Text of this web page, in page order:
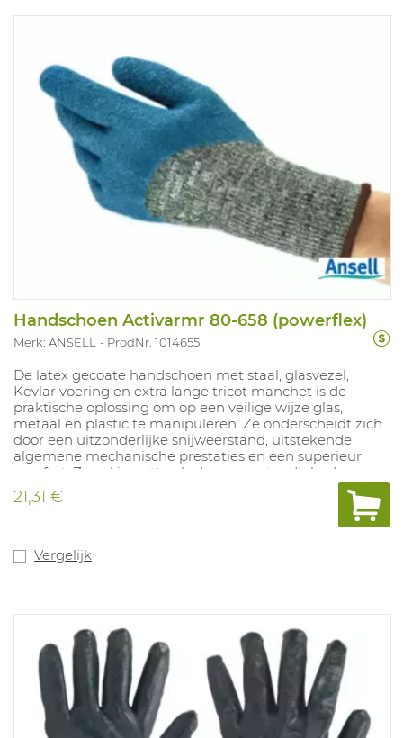
Handschoen Activarmr 80-658 (powerflex)
Merk: ANSELL ProdNr. 1014655
De latex gecoate handschoen met staal, glasvezel,
Kevlar voering en extra lange tricot manchet is de
praktische oplossing om op een veilige wijze glas,
metaal en plastic te manipuleren. Ze onderscheidt zich
door een uitzonderlijke snijweerstand, uitstekende
algemene mechanische prestaties en een superieur
comfort. Zowel in natte als droge omstandigheden
biedt deze handschoen een uitstekende greep dankzij
de coating op de palm uit natuurrubber. De
PowerFlex® 80-658 is een unieke handschoen die op
bescherming met natuurlijke beweeglijkheid
21,31 €
Vergelijk